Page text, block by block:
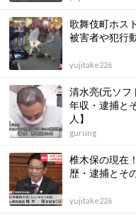
歌舞伎町ホス
被害者や犯行
yujitake226
清水亮(元ソフ
年収・逮捕と
人】
gurung
椎木保の現在
歴・逮捕とそ
yujitake226